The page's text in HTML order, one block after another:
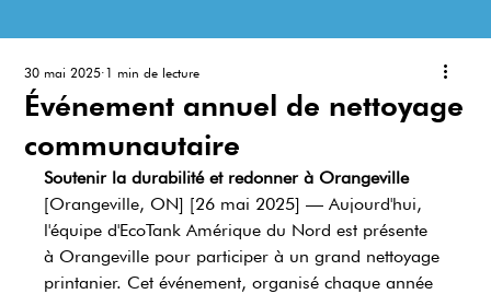
Événement annuel de nettoyage
communautaire
30 mai 2025 1 min de lecture
Soutenir la durabilité et redonner à Orangeville
[Orangeville, ON] [26 mai 2025] — Aujourd'hui,
l'équipe d'EcoTank Amérique du Nord est présente
à Orangeville pour participer à un grand nettoyage
printanier. Cet événement, organisé chaque année